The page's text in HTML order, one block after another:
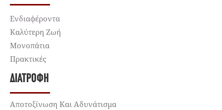
Ενδιαφέροντα
Καλύτερη Ζωή
Μονοπάτια
Πρακτικές
ΔΙΑΤΡΟΦΉ
Αποτοξίνωση Και Αδυνάτισμα